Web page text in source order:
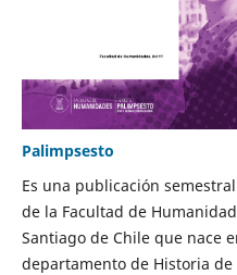
Palimpsesto
Es una publicación
de la Facultad de
Santiago de Chile que nace
departamento de Historia de